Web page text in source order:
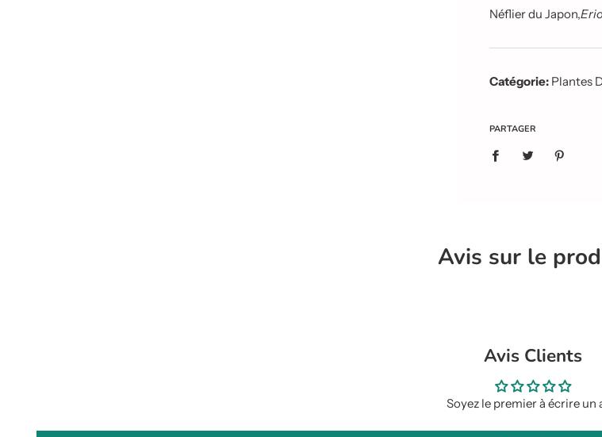
e
m
e
r
Néflier du Japon,
Catégorie: Plantes
PARTAGER
Avis sur le
Avis Clients
Soyez le premier à écrire un